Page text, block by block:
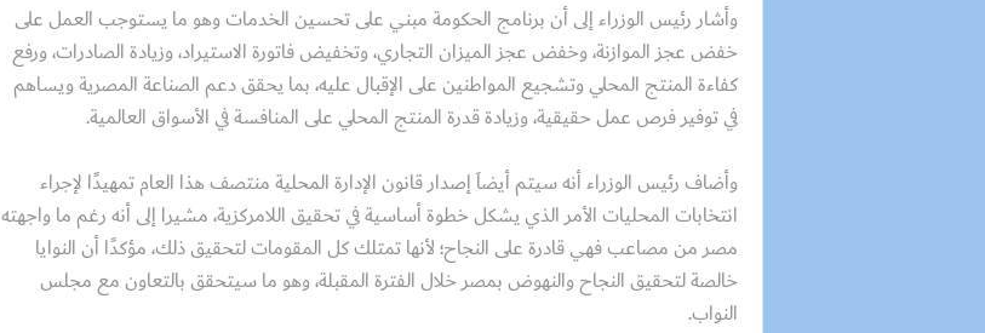
وأشار رئيس الوزراء إلى أن برنامج الحكومة مبني على تحسين الخدمات وهو ما يستوجب العمل على
خفض عجز الموازنة، وخفض عجز الميزان التجاري، وتخفيض فاتورة الاستيراد، وزيادة الصادرات، ورفع
كفاءة المنتج المحلي وتشجيع المواطنين على الإقبال عليه، بما يحقق دعم الصناعة المصرية ويساهم
في توفير فرص عمل حقيقية، وزيادة قدرة المنتج المحلي على المنافسة في الأسواق العالمية.
وأضاف رئيس الوزراء أنه سيتم أيضاَ إصدار قانون الإدارة المحلية منتصف هذا العام تمهيدًا لإجراء
انتخابات المحليات الأمر الذي يشكل خطوة أساسية في تحقيق اللامركزية، مشيرا إلى أنه رغم ما واجهته
مصر من مصاعب فهي قادرة على النجاح؛ لأنها تمتلك كل المقومات لتحقيق ذلك، مؤكدًا أن النوايا
خالصة لتحقيق النجاح والنهوض بمصر خلال الفترة المقبلة، وهو ما سيتحقق بالتعاون مع مجلس
النواب.